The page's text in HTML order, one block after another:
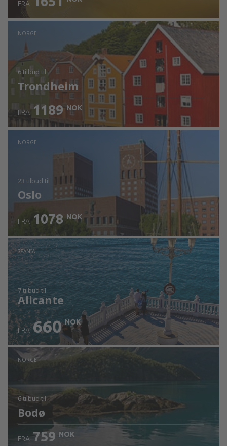
FRA
NORGE
6 tilbud til
Trondheim
FRA 1189 NOK
NORGE
23 tilbud til
Oslo
FRA 1078 NOK
SPANIA
7 tilbud til
Alicante
FRA 660 NOK
NORGE
6 tilbud til
Bodø
FRA 759 NOK